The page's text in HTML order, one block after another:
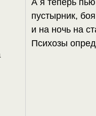
А я теперь
пустырник,
и на ночь на
Психозы